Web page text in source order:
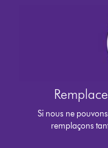
Si nous ne
remplaçons